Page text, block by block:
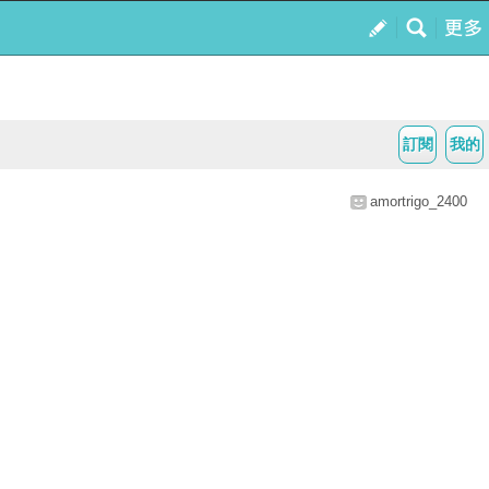
我的
訂閱
amortrigo_2400